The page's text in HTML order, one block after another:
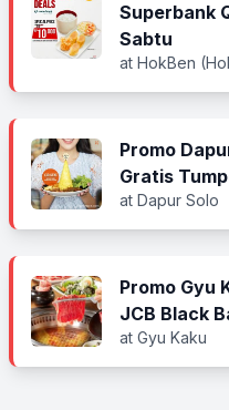
Superbank
Sabtu
at HokBen
Promo
Gratis
at Dapur Solo
Promo Gyu
JCB Black
at Gyu Kaku